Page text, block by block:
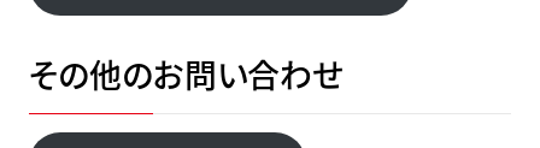
その他のお問い合わせ